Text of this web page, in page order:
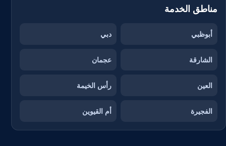
مناطق الخدمة
أبوظبي دبي
الشارقة عجمان
العين رأس الخيمة
الفجيرة أم القيوين